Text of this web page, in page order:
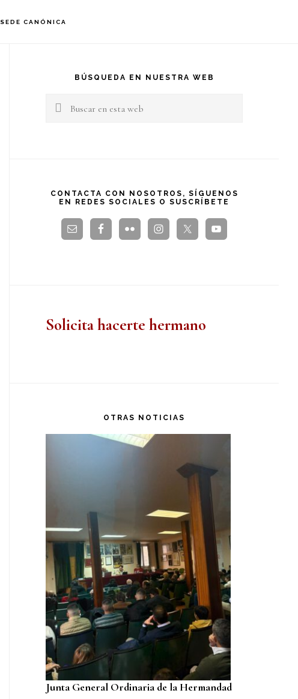
SEDE CANÓNICA
principal
BÚSQUEDA EN NUESTRA WEB
Buscar
CONTACTA CON NOSOTROS, SÍGUENOS
EN REDES SOCIALES O SUSCRÍBETE
Solicita hacerte hermano
OTRAS NOTICIAS
Junta General Ordinaria de la Hermandad